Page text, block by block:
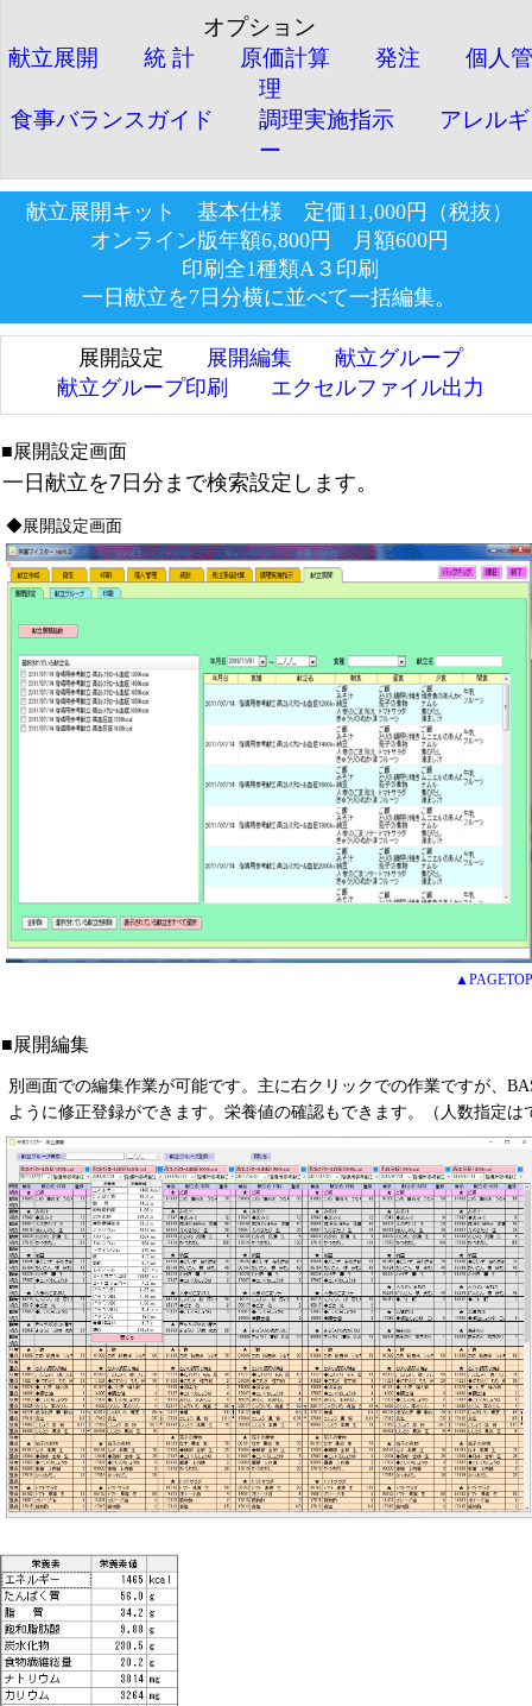
オプション
献立展開
統 計 原価計算 発注
個人管
理
食事バランスガイド
調理実施指示
アレルギ
ー
献立展開キット 基本仕様 定価11,000円（税抜）
オンライン版年額6,800円 月額600円
印刷全1種類A３印刷
一日献立を7日分横に並べて一括編集。
展開設定 展開編集
献立グループ
献立グループ印刷
エクセルファイル出力
■展開設定画面
一日献立を7日分まで検索設定します。
◆展開設定画面
▲PAGETOP
■展開編集
別画面での編集作業が可能です。主に右クリックでの作業ですが、
ように修正登録ができます。栄養値の確認もできます。（人数指定は